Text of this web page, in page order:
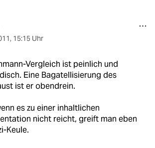
, 15:15 Uhr
Vergleich ist peinlich und
Eine Bagatellisierung des
ist er obendrein.
es zu einer inhaltlichen
nicht reicht, greift man eben
Keule.